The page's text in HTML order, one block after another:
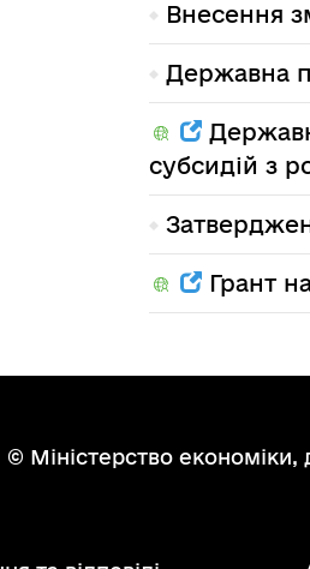
Внесення
Державна
субсидій з
Грант
© Міністерство економіки,